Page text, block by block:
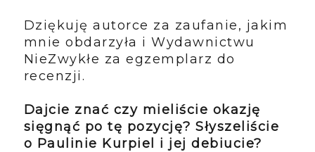
Dziękuję autorce za zaufanie, jakim
mnie obdarzyła i Wydawnictwu
NieZwykłe za egzemplarz do
recenzji.
Dajcie znać czy mieliście okazję
sięgnąć po tę pozycję? Słyszeliście
o Paulinie Kurpiel i jej debiucie?